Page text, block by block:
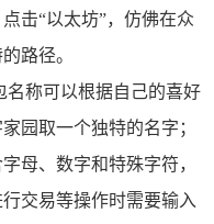
击“以太坊”，仿佛在众
路径。
名称可以根据自己的喜好
园取一个独特的名字；
母、数字和特殊字符，
交易等操作时需要输入